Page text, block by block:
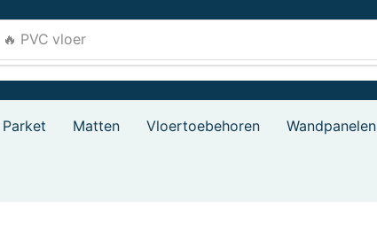
🔥 PVC vloer
Parket Matten Vloertoebehoren Wandpanelen